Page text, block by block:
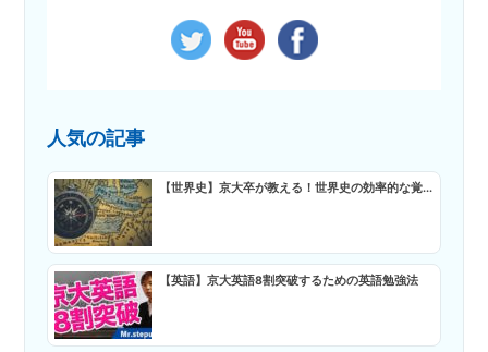
人気の記事
【世界史】京大卒が教える！世界史の効率的な覚...
【英語】京大英語8割突破するための英語勉強法